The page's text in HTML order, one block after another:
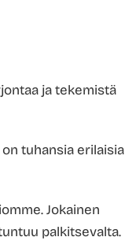
ja tekemistä
on tuhansia erilaisia
Jokainen
palkitsevalta.